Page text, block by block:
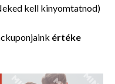
kell kinyomtatnod)
értéke